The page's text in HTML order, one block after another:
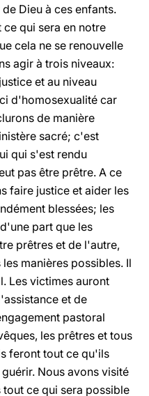
Dieu à ces enfants.
qui sera en notre
cela ne se renouvelle
agir à trois niveaux:
et au niveau
d'homosexualité car
de manière
sacré; c'est
qui s'est rendu
pas être prêtre. A ce
faire justice et aider les
blessées; les
part que les
prêtres et de l'autre,
manières possibles. Il
Les victimes auront
et de
pastoral
les prêtres et tous
feront tout ce qu'ils
Nous avons visité
ce qui sera possible